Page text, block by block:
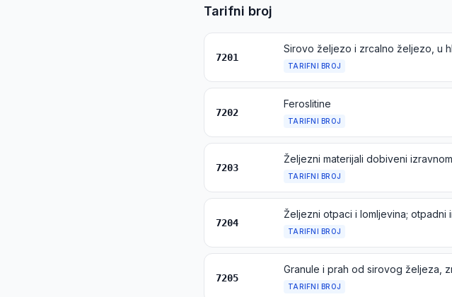
Tarifni broj
7201
Sirovo željezo i zrcalno željezo, u
TARIFNI BROJ
7202
Feroslitine
TARIFNI BROJ
7203
TARIFNI BROJ
7204
Željezni otpaci i lomljevina;
TARIFNI BROJ
7205
Granule i prah od sirovog željeza,
TARIFNI BROJ